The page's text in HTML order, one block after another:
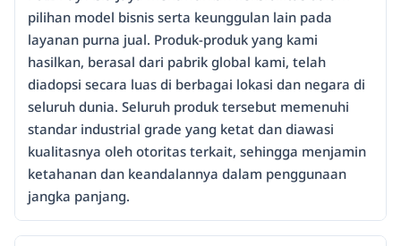
pilihan model bisnis serta keunggulan lain pada
layanan purna jual. Produk-produk yang kami
hasilkan, berasal dari pabrik global kami, telah
diadopsi secara luas di berbagai lokasi dan negara di
seluruh dunia. Seluruh produk tersebut memenuhi
standar industrial grade yang ketat dan diawasi
kualitasnya oleh otoritas terkait, sehingga menjamin
ketahanan dan keandalannya dalam penggunaan
jangka panjang.